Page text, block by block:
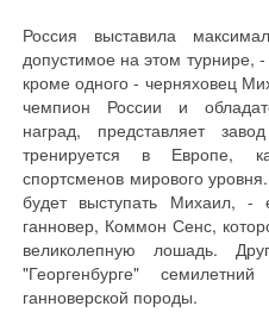
Россия выставила
допустимое на этом турнире,
кроме одного - черняховец
чемпион России и
наград, представляет
тренируется в Европе,
спортсменов мирового
будет выступать Михаил, -
ганновер, Коммон Сенс,
великолепную лошадь.
"Георгенбурге"
ганноверской породы.